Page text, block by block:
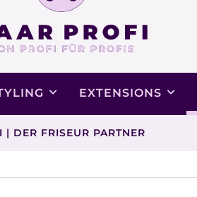
EXTENSIONS
| DER FRISEUR PARTNER